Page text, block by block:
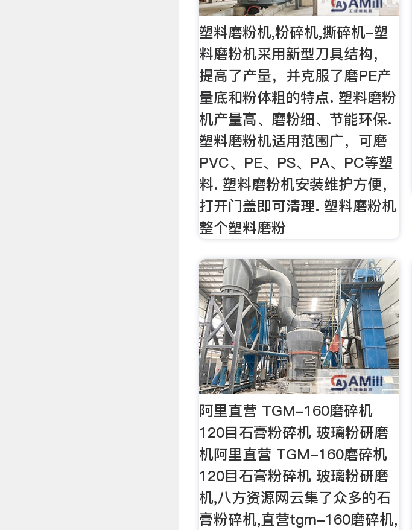
塑料磨粉机,粉碎机,撕碎机-塑
料磨粉机采用新型刀具结构，
提高了产量，并克服了磨PE产
量底和粉体粗的特点. 塑料磨粉
机产量高、磨粉细、节能环保.
塑料磨粉机适用范围广，可磨
PVC、PE、PS、PA、PC等塑
料. 塑料磨粉机安装维护方便，
打开门盖即可清理. 塑料磨粉机
整个塑料磨粉
阿里直营 TGM-160磨碎机
120目石膏粉碎机 玻璃粉研磨
机阿里直营 TGM-160磨碎机
120目石膏粉碎机 玻璃粉研磨
机,八方资源网云集了众多的石
膏粉碎机,直营tgm-160磨碎机,